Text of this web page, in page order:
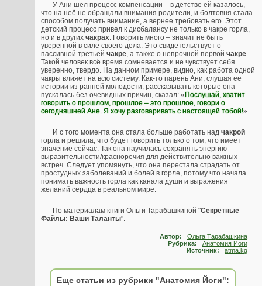
У Ани шел процесс компенсации – в детстве ей казалось,
что на неё не обращали внимания родители, и болтовня стала
способом получать внимание, а вернее требовать его. Этот
детский процесс привел к дисбалансу не только в чакре горла,
но и в других чакрах. Говорить много – значит не быть
уверенной в силе своего дела. Это свидетельствует о
пассивной третьей чакре, а также о непрочной первой чакре.
Такой человек всё время сомневается и не чувствует себя
уверенно, твердо. На данном примере, видно, как работа одной
чакры влияет на всю систему. Как-то парень Ани, слушая ее
истории из ранней молодости, рассказывать которые она
пускалась без очевидных причин, сказал: « Послушай, хватит
говорить о прошлом, прошлое – это прошлое, говори о
сегодняшней Ане. Я хочу разговаривать с настоящей тобой!».
И с того момента она стала больше работать над чакрой
горла и решила, что будет говорить только о том, что имеет
значение сейчас. Так она научилась сохранять энергию
выразительности/красноречия для действительно важных
встреч. Следует упомянуть, что она перестала страдать от
простудных заболеваний и болей в горле, потому что начала
понимать важность горла как канала души и выражения
желаний сердца в реальном мире.
По материалам книги Ольги Тарабашкиной "Секретные
Файлы: Ваши Таланты".
Автор: Ольга Тарабашкина
Рубрика: Анатомия Йоги
Источник: atma.kg
Еще статьи из рубрики "Анатомия Йоги":